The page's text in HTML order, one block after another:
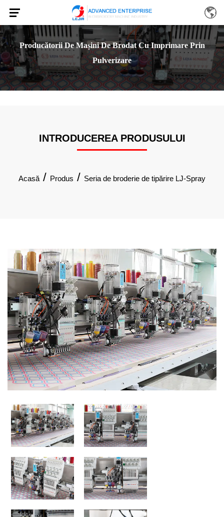
Producătorii De Mașini De Brodat Cu Imprimare Prin
Pulverizare
INTRODUCEREA PRODUSULUI
Acasă / Produs / Seria de broderie de tipărire LJ-Spray